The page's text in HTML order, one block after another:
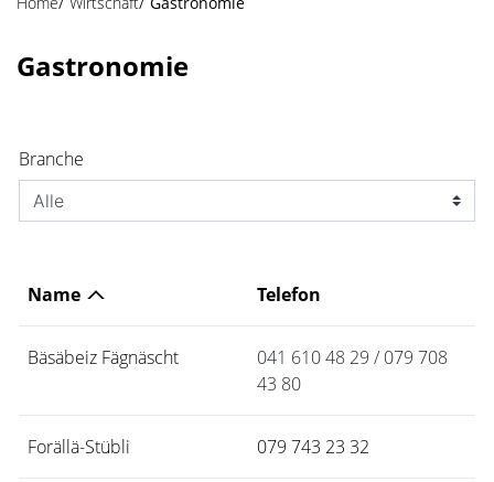
Gastronomie
Branche
Name Telefon
Bäsäbeiz Fägnäscht
041 610 48 29 / 079 708
43 80
Forällä-Stübli 079 743 23 32